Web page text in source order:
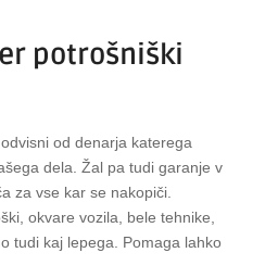
potrošniški
od denarja katerega
dela. Žal pa tudi garanje v
za vse kar se nakopiči.
okvare vozila, bele tehnike,
tudi kaj lepega. Pomaga lahko